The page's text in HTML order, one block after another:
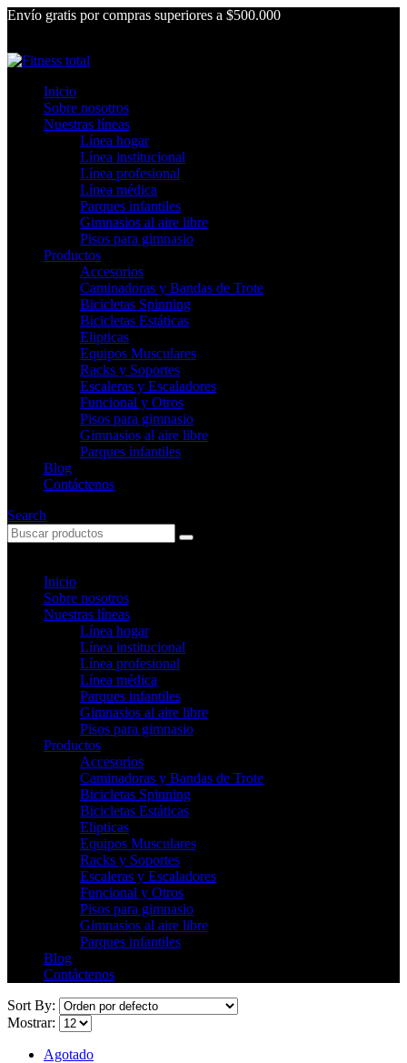
Envío gratis por compras superiores a $500.000
Inicio
Sobre nosotros
Nuestras líneas
Línea hogar
Línea institucional
Línea profesional
Línea médica
Parques infantiles
Gimnasios al aire libre
Pisos para gimnasio
Productos
Accesorios
Caminadoras y Bandas de Trote
Bicicletas Spinning
Bicicletas Estáticas
Elipticas
Equipos Musculares
Racks y Soportes
Escaleras y Escaladores
Funcional y Otros
Pisos para gimnasio
Gimnasios al aire libre
Parques infantiles
Blog
Contáctenos
Search
Inicio
Sobre nosotros
Nuestras líneas
Línea hogar
Línea institucional
Línea profesional
Línea médica
Parques infantiles
Gimnasios al aire libre
Pisos para gimnasio
Productos
Accesorios
Caminadoras y Bandas de Trote
Bicicletas Spinning
Bicicletas Estáticas
Elipticas
Equipos Musculares
Racks y Soportes
Escaleras y Escaladores
Funcional y Otros
Pisos para gimnasio
Gimnasios al aire libre
Parques infantiles
Blog
Contáctenos
Sort By:
Mostrar:
Agotado